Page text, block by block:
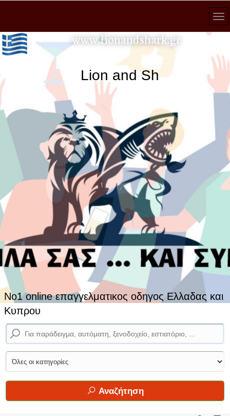
No1 online επαγγελματικος οδηγος Ελλαδας και
Κυπρου
www.lionandshark.gr
Lion and Shark κάθε
Αναζήτηση